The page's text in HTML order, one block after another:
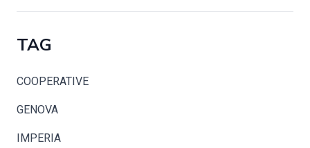
TAG
COOPERATIVE
GENOVA
IMPERIA